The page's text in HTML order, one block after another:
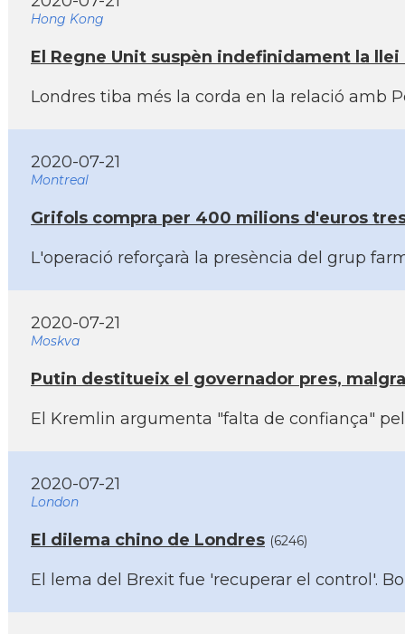
Hong Kong
El Regne Unit suspèn indefinidament la
Londres tiba més la corda en la relació amb
2020-07-21
Montreal
Grifols compra per 400 milions d'euros
L'operació reforçarà la presència del grup
2020-07-21
Moskva
Putin destitueix el governador pres,
El Kremlin argumenta "falta de confiança"
2020-07-21
London
El dilema chino de Londres (6246)
El lema del Brexit fue 'recuperar el control'.